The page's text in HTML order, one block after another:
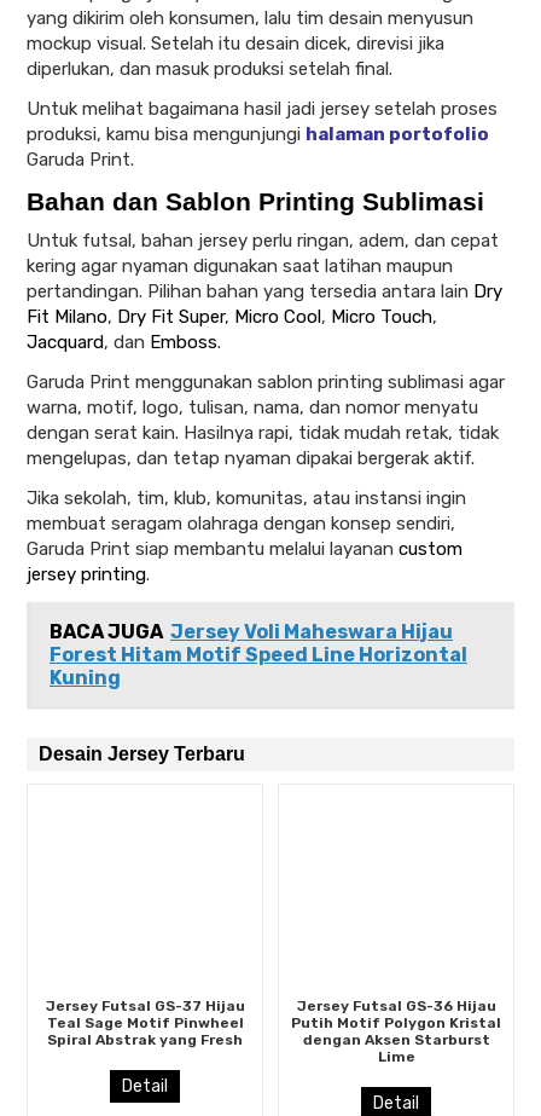
yang dikirim oleh konsumen, lalu tim desain menyusun
mockup visual. Setelah itu desain dicek, direvisi jika
diperlukan, dan masuk produksi setelah final.
Untuk melihat bagaimana hasil jadi jersey setelah proses
produksi, kamu bisa mengunjungi halaman portofolio
Garuda Print.
Bahan dan Sablon Printing Sublimasi
Untuk futsal, bahan jersey perlu ringan, adem, dan cepat
kering agar nyaman digunakan saat latihan maupun
pertandingan. Pilihan bahan yang tersedia antara lain Dry
Fit Milano, Dry Fit Super, Micro Cool, Micro Touch,
Jacquard, dan Emboss.
Garuda Print menggunakan sablon printing sublimasi agar
warna, motif, logo, tulisan, nama, dan nomor menyatu
dengan serat kain. Hasilnya rapi, tidak mudah retak, tidak
mengelupas, dan tetap nyaman dipakai bergerak aktif.
Jika sekolah, tim, klub, komunitas, atau instansi ingin
membuat seragam olahraga dengan konsep sendiri,
Garuda Print siap membantu melalui layanan custom
jersey printing.
BACA JUGA Jersey Voli Maheswara Hijau
Forest Hitam Motif Speed Line Horizontal
Kuning
Desain Jersey Terbaru
Jersey Futsal GS-37 Hijau
Teal Sage Motif Pinwheel
Spiral Abstrak yang Fresh
Detail
Jersey Futsal GS-36 Hijau
Putih Motif Polygon Kristal
dengan Aksen Starburst
Lime
Detail